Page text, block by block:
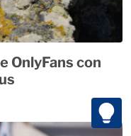
OnlyFans con